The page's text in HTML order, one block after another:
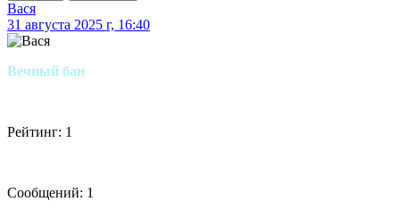
Вася
31 августа 2025 г, 16:40
Вечный бан
Рейтинг: 1
Сообщений: 1